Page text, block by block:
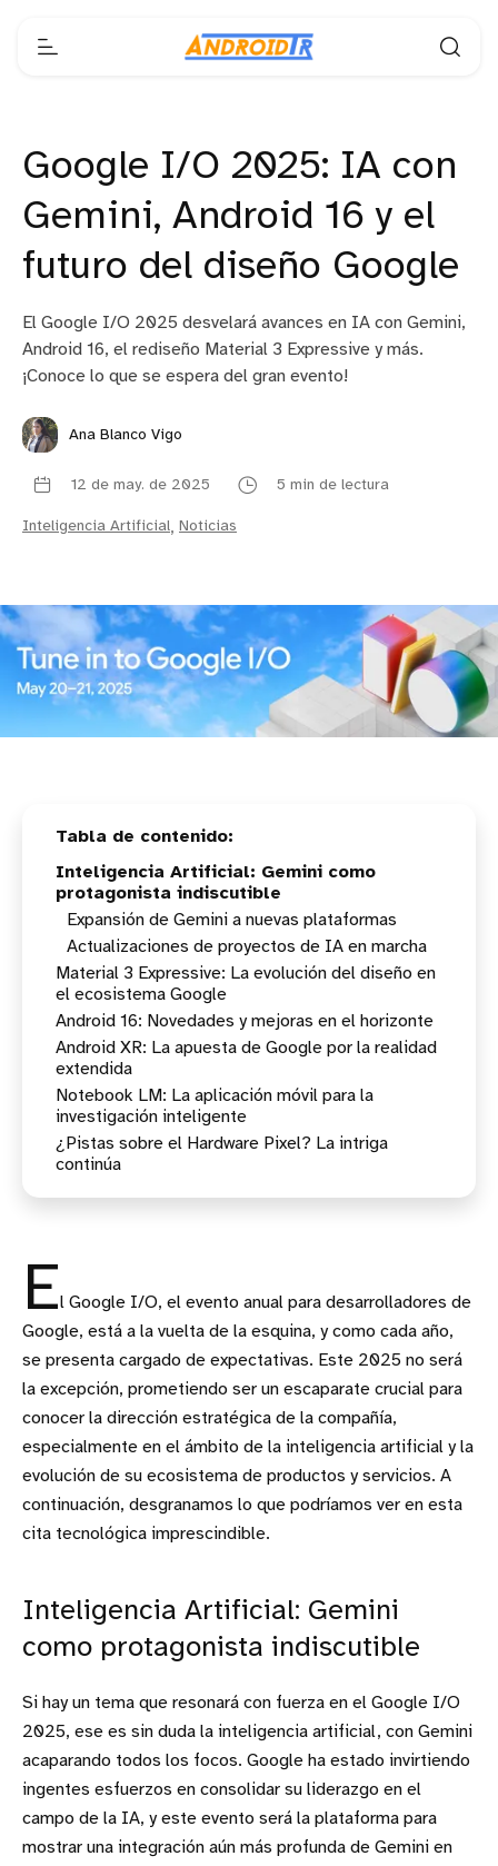
Google I/O 2025: IA con
Gemini, Android 16 y el
futuro del diseño Google
El Google I/O 2025 desvelará avances en IA con Gemini,
Android 16, el rediseño Material 3 Expressive y más.
¡Conoce lo que se espera del gran evento!
Ana Blanco Vigo
12 de may. de 2025 5 min de lectura
Inteligencia Artificial, Noticias
Inteligencia Artificial: Gemini como
protagonista indiscutible
Expansión de Gemini a nuevas plataformas
Actualizaciones de proyectos de IA en marcha
Material 3 Expressive: La evolución del diseño en
el ecosistema Google
Principios del nuevo lenguaje de diseño
Android 16: Novedades y mejoras en el horizonte
Características anticipadas
Android XR: La apuesta de Google por la realidad
extendida
Integración con Gemini y expectativas
Notebook LM: La aplicación móvil para la
investigación inteligente
Funcionalidades y disponibilidad
¿Pistas sobre el Hardware Pixel? La intriga
continúa
El Google I/O, el evento anual para desarrolladores de
Google, está a la vuelta de la esquina, y como cada año,
se presenta cargado de expectativas. Este 2025 no será
la excepción, prometiendo ser un escaparate crucial para
conocer la dirección estratégica de la compañía,
especialmente en el ámbito de la inteligencia artificial y la
evolución de su ecosistema de productos y servicios. A
continuación, desgranamos lo que podríamos ver en esta
cita tecnológica imprescindible.
Inteligencia Artificial: Gemini
como protagonista indiscutible
Si hay un tema que resonará con fuerza en el Google I/O
2025, ese es sin duda la inteligencia artificial, con Gemini
acaparando todos los focos. Google ha estado invirtiendo
ingentes esfuerzos en consolidar su liderazgo en el
campo de la IA, y este evento será la plataforma para
mostrar una integración aún más profunda de Gemini en